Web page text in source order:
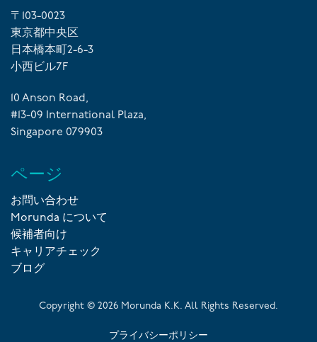
〒103-0023
東京都中央区
日本橋本町2-6-3
小西ビル7F
10 Anson Road,
#13-09 International Plaza,
Singapore 079903
ページ
お問い合わせ
Morunda について
候補者向け
キャリアチェック
ブログ
Copyright © 2026 Morunda K.K. All Rights Reserved.
プライバシーポリシー